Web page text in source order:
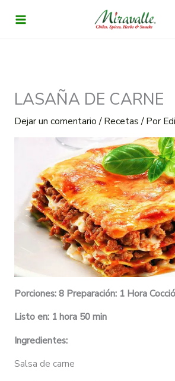
LASAÑA DE CARNE
Dejar un comentario /Recetas/ Por
Porciones: 8 Preparación: 1 Hora
Listo en: 1 hora 50 min
Ingredientes:
Salsa de carne